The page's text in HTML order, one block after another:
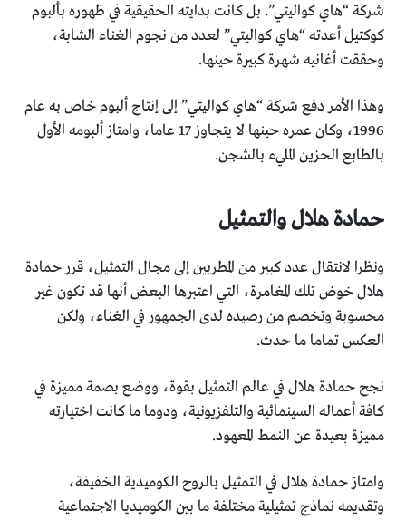
شركة “هاي كواليتي”.‏ بل كانت بدايته الحقيقية في ظهوره بألبوم
كوكتيل أعدته “هاي ‏كواليتي” لعدد من نجوم الغناء الشابة،
وحققت أغانيه شهرة كبيرة ‏حينها.‏
وهذا الأمر دفع شركة “هاي كواليتي” إلى إنتاج ألبوم خاص به عام
‏‏1996، وكان عمره حينها لا يتجاوز 17 عاما، وامتاز ألبومه الأول
‏بالطابع الحزين المليء بالشجن.‏
حمادة هلال والتمثيل
ونظرا لانتقال عدد كبير من المطربين إلى مجال التمثيل، قرر حمادة
‏هلال خوض تلك المغامرة، التي اعتبرها البعض أنها قد تكون غير
‏محسوبة وتخصم من رصيده لدى الجمهور في الغناء، ولكن
العكس ‏تماما ما حدث.‏
نجح حمادة هلال في عالم التمثيل بقوة، ووضع بصمة مميزة في
‏كافة أعماله السينمائية والتلفزيونية، ودوما ما كانت اختيارته
مميزة ‏بعيدة عن النمط المعهود.‏
وامتاز حمادة هلال في التمثيل بالروح الكوميدية الخفيفة،
وتقديمه ‏نماذج تمثيلية مختلفة ما بين الكوميديا الاجتماعية